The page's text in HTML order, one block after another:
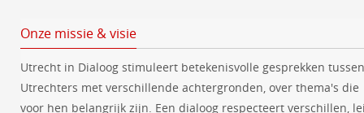
Onze missie & visie
Utrecht in Dialoog stimuleert betekenisvolle gesprekken tussen
Utrechters met verschillende achtergronden, over thema's die
voor hen belangrijk zijn. Een dialoog respecteert verschillen,